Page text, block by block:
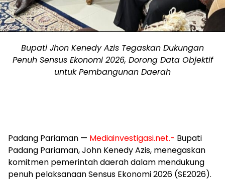
Bupati Jhon Kenedy Azis Tegaskan Dukungan
Penuh Sensus Ekonomi 2026, Dorong Data Objektif
untuk Pembangunan Daerah
Padang Pariaman — Mediainvestigasi.net.- Bupati
Padang Pariaman, John Kenedy Azis, menegaskan
komitmen pemerintah daerah dalam mendukung
penuh pelaksanaan Sensus Ekonomi 2026 (SE2026).